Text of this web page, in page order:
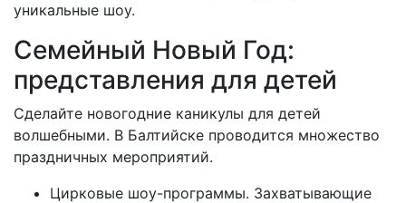
уникальные шоу.
Семейный Новый Год:
представления для детей
Сделайте новогодние каникулы для детей
волшебными. В Балтийске проводится множество
праздничных мероприятий.
Цирковые шоу-программы. Захватывающие